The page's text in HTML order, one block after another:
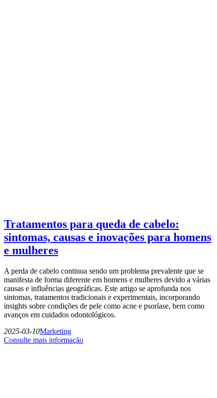
Tratamentos para queda de cabelo:
sintomas, causas e inovações para homens
e mulheres
A perda de cabelo continua sendo um problema prevalente que se
manifesta de forma diferente em homens e mulheres devido a várias
causas e influências geográficas. Este artigo se aprofunda nos
sintomas, tratamentos tradicionais e experimentais, incorporando
insights sobre condições de pele como acne e psoríase, bem como
avanços em cuidados odontológicos.
2025-03-10Marketing
Consulte mais informação